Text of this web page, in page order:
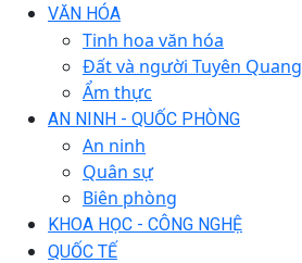
VĂN HÓA
Tinh hoa văn hóa
Đất và người Tuyên Quang
Ẩm thực
AN NINH - QUỐC PHÒNG
An ninh
Quân sự
Biên phòng
KHOA HỌC - CÔNG NGHỆ
QUỐC TẾ